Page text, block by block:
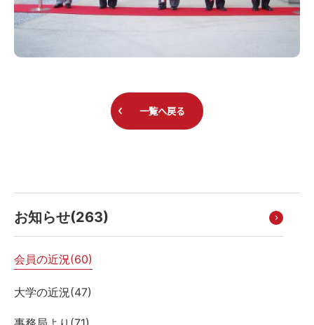
お知らせ(263)
会員の近況(60)
大学の近況(47)
一覧へ戻る